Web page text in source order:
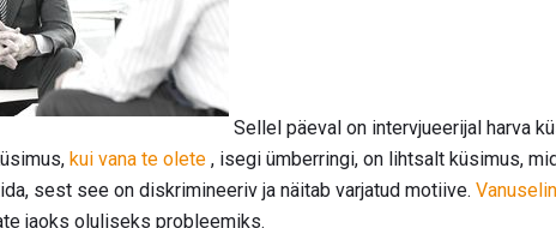
Sellel päeval on intervjueerijal harva
kui vana te olete , isegi ümberringi, on lihtsalt küsimus,
sest see on diskrimineeriv ja näitab varjatud motiive.
jaoks oluliseks probleemiks.